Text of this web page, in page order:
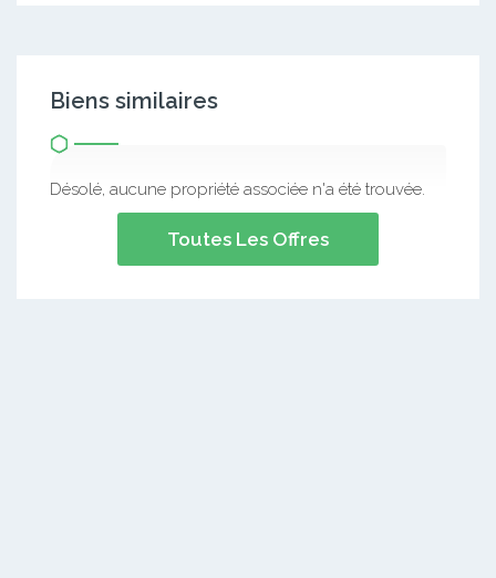
Biens similaires
Désolé, aucune propriété associée n'a été trouvée.
Toutes Les Offres